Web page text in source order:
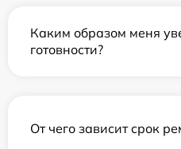
Каким образом меня
готовности?
От чего зависит срок